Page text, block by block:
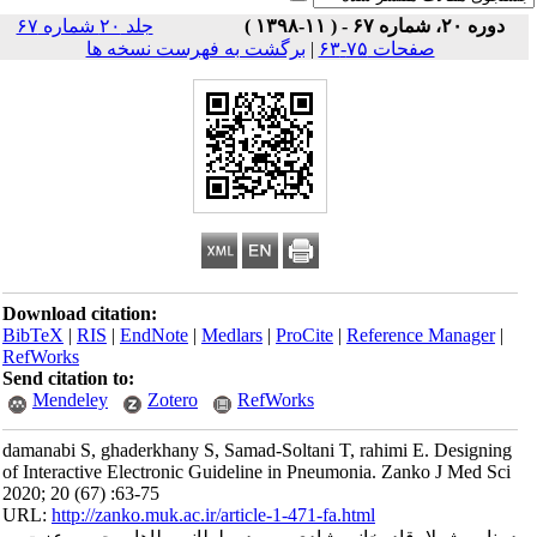
جلد ۲۰ شماره ۶۷
|برگشت به فهرست نسخه ها
Download citation:
BibTeX|RIS| EndNote |Medlars |ProCite|Reference
RefWorks
Send citation to:
Mendeley
Zotero RefWorks
damanabi S, ghaderkhany S, Samad-Soltani T, rahimi E.
of Interactive Electronic Guideline in Pneumonia. Zanko J
2020; 20 (67) :63-75
URL:http://zanko.muk.ac.ir/article-1-471-fa.html